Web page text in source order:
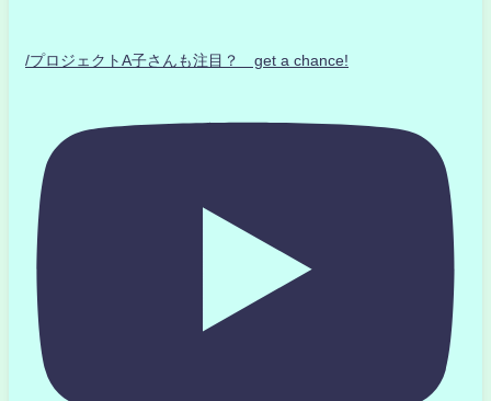
/プロジェクトA子さんも注目？ get a chance!